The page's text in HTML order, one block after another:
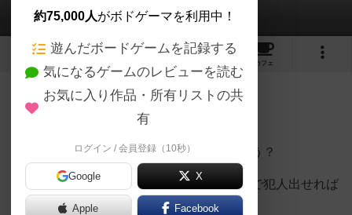
24 5 115
カフェ
140名 1名 0 約1ヶ月前
犯人で勝つ？探偵で勝つ？それとも共犯狙う？
犯人のカード持っている人は最後のターンで犯人出せれば
約75,000人がボドゲーマを利用中！
遊んだボードゲームを記録する
気になるゲームのレビューを読む
お気に入り作品・所有リストの共
有
ログイン / 会員登録（10秒）
Google X
Apple Facebook